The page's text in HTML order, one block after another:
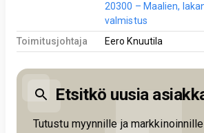
20300 – Maalien,
valmistus
Toimitusjohtaja
Eero Knuutila
Etsitkö uusia
Tutustu myynnille ja